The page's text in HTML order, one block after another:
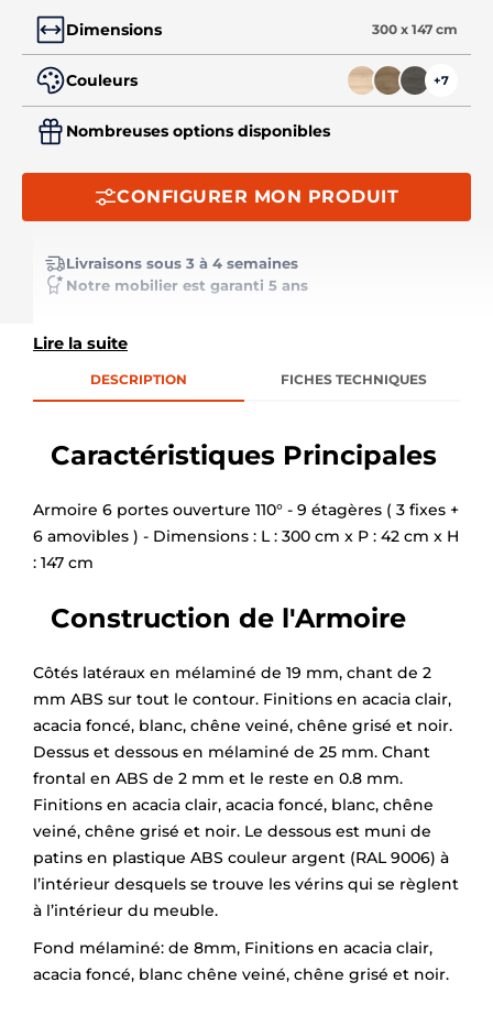
Lire la suite
Dimensions 300 x 147 cm
Couleurs +7
Nombreuses options disponibles
CONFIGURER MON PRODUIT
Livraisons sous 3 à 4 semaines
Notre mobilier est garanti 5 ans
DESCRIPTION FICHES TECHNIQUES
Caractéristiques Principales
Armoire 6 portes ouverture 110° - 9 étagères ( 3 fixes +
6 amovibles ) - Dimensions : L : 300 cm x P : 42 cm x H
: 147 cm
Construction de l'Armoire
Côtés latéraux en mélaminé de 19 mm, chant de 2
mm ABS sur tout le contour. Finitions en acacia clair,
acacia foncé, blanc, chêne veiné, chêne grisé et noir.
Dessus et dessous en mélaminé de 25 mm. Chant
frontal en ABS de 2 mm et le reste en 0.8 mm.
Finitions en acacia clair, acacia foncé, blanc, chêne
veiné, chêne grisé et noir. Le dessous est muni de
patins en plastique ABS couleur argent (RAL 9006) à
l’intérieur desquels se trouve les vérins qui se règlent
à l’intérieur du meuble.
Fond mélaminé: de 8mm, Finitions en acacia clair,
acacia foncé, blanc chêne veiné, chêne grisé et noir.